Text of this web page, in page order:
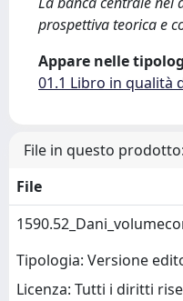
prospettiva teorica e
Appare nelle
01.1 Libro in qualità
File in questo prodotto:
File
Tipologia: Versione
Licenza: Tutti i diritti